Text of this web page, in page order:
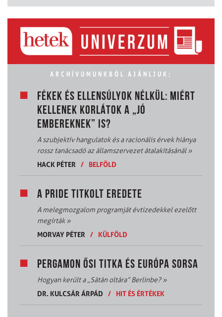
ARCHÍVUMUNKBÓL AJÁNLJUK:
FÉKEK ÉS ELLENSÚLYOK NÉLKÜL: MIÉRT
KELLENEK KORLÁTOK A „JÓ
EMBEREKNEK” IS?
A szubjektív hangulatok és a racionális érvek hiánya
rossz tanácsadó az államszervezet átalakításánál»
HACK PÉTER
/ BELFÖLD
A PRIDE TITKOLT EREDETE
A melegmozgalom programját évtizedekkel ezelőtt
megírták»
MORVAY PÉTER
/ KÜLFÖLD
PERGAMON ŐSI TITKA ÉS EURÓPA SORSA
Hogyan került a „Sátán oltára” Berlinbe?»
DR. KULCSÁR ÁRPÁD
/ HIT ÉS ÉRTÉKEK